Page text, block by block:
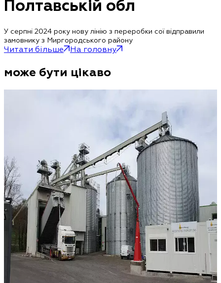
Полтавській обл
У серпні 2024 року нову лінію з переробки сої відправили
замовнику з Миргородського району
Читати більше На головну
може бути цікаво